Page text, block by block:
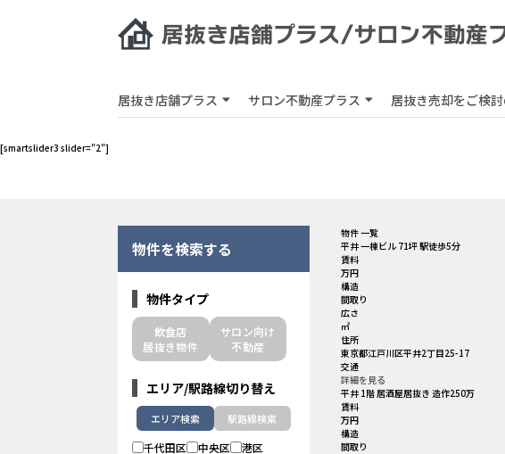
居抜き店舗プラス サロン不動産プラス 居抜き売却をご検
[smartslider3 slider="2"]
物件を検索する
物件タイプ
飲食店
居抜き物件
サロン向け
不動産
エリア/駅路線切り替え
エリア検索 駅路線検索
千代田区 中央区
港区
物件 一覧
平井 一棟ビル 71坪 駅徒歩5分
賃料
万円
構造
間取り
広さ
㎡
住所
東京都江戸川区平井2丁目25-17
交通
詳細を見る
平井 1階 居酒屋居抜き 造作250万
賃料
万円
構造
間取り